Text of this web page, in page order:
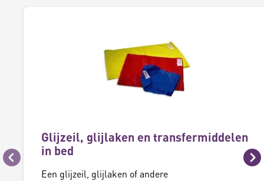
Vorige
Glijzeil, glijlaken en transfermiddelen
in bed
Een glijzeil, glijlaken of andere